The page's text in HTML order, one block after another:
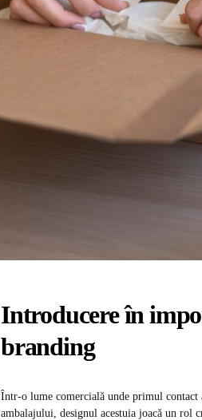
Introducere în
branding
Într-o lume comercială unde primul contact
ambalajului, designul acestuia joacă un rol